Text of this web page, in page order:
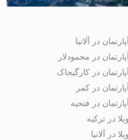
آپارتمان در آلانیا
آپارتمان در محمودلار
آپارتمان در کارگیجاک
آپارتمان در کمر
آپارتمان در فتحیه
ویلا در ترکیه
ویلا در آلانیا